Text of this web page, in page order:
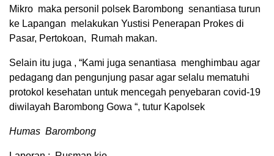
Mikro maka personil polsek Barombong senantiasa turun
ke Lapangan melakukan Yustisi Penerapan Prokes di
Pasar, Pertokoan, Rumah makan.
Selain itu juga , “Kami juga senantiasa menghimbau agar
pedagang dan pengunjung pasar agar selalu mematuhi
protokol kesehatan untuk mencegah penyebaran covid-19
diwilayah Barombong Gowa “, tutur Kapolsek
Humas Barombong